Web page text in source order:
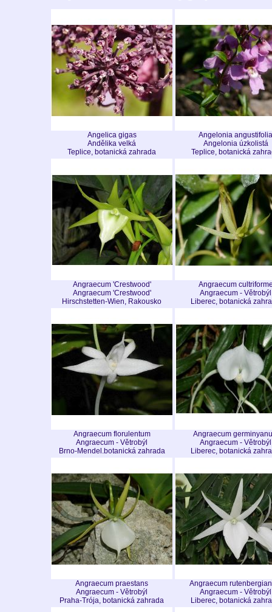
Angelica gigas
Andělika velká
Teplice, botanická zahrada
Angelonia angustifolia
Angelonia úzkolistá
Teplice, botanická
Angraecum 'Crestwood'
Angraecum 'Crestwood'
Hirschstetten-Wien, Rakousko
Angraecum
Angraecum - Větrobýl
Liberec, botanická
Angraecum florulentum
Angraecum - Větrobýl
Brno-Mendel.botanická zahrada
Angraecum
Angraecum - Větrobýl
Liberec, botanická
Angraecum praestans
Angraecum - Větrobýl
Praha-Trója, botanická zahrada
Angraecum
Angraecum - Větrobýl
Liberec, botanická